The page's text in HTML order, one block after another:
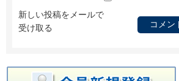
新しい投稿をメールで
受け取る